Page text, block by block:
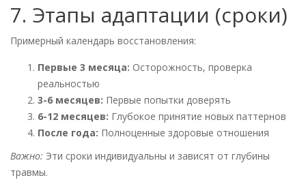
7. Этапы адаптации (сроки)
Примерный календарь восстановления:
Первые 3 месяца: Осторожность, проверка
реальностью
3-6 месяцев: Первые попытки доверять
6-12 месяцев: Глубокое принятие новых паттернов
После года: Полноценные здоровые отношения
Важно: Эти сроки индивидуальны и зависят от глубины
травмы.